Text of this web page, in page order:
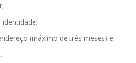
(máximo de três meses) e